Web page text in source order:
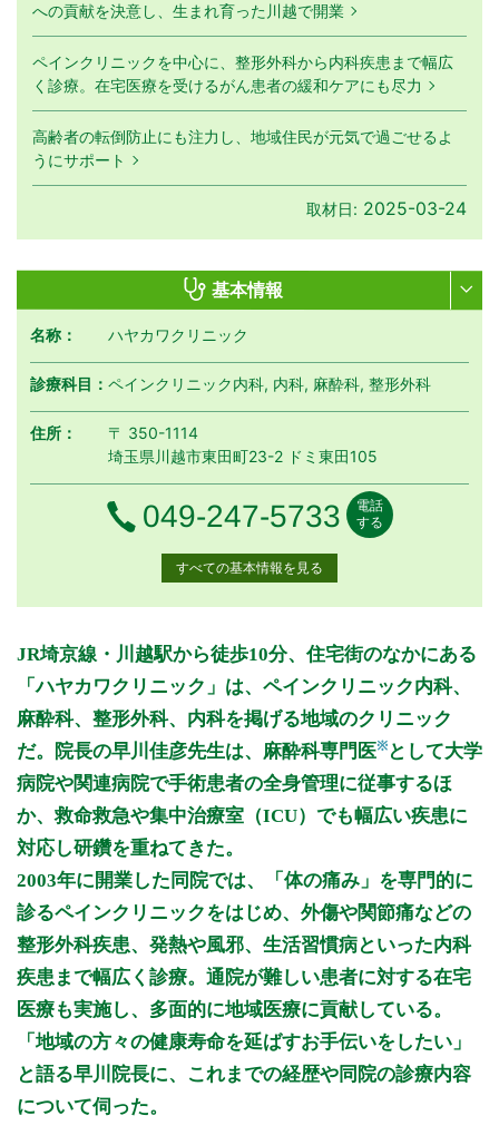
への貢献を決意し、生まれ育った川越で開業
ペインクリニックを中心に、整形外科から内科疾患まで幅広
く診療。在宅医療を受けるがん患者の緩和ケアにも尽力
高齢者の転倒防止にも注力し、地域住民が元気で過ごせるよ
うにサポート
取材日: 2025-03-24
基本情報
名称： ハヤカワクリニック
診療科目：ペインクリニック内科, 内科, 麻酔科, 整形外科
住所：
〒 350-1114
埼玉県川越市東田町23-2 ドミ東田105
電話番号
049-247-5733
電話
する
すべての基本情報を見る
外来受付時間 月 月曜日
火 火曜日
水水曜日
木木曜日
金金曜日土曜日
日 日曜日
祝
9:00～11:45
● ● ● ●
●
16:00～17:45
● ● ● ●
休診日: 水、日、祝
備考: ※第3金曜日午後は会議出席のため、午後5時までの診療
となりますのでご注意ください。
★第2土曜日は休診となります。第1・3・4土曜日は診療して
おります。
※診療時間や臨時休診・診療内容等について、事前に必ず医療
機関ホームページ、またはお電話にてご確認ください。
>>病院なびで医療機関の詳細を見る
JR埼京線・川越駅から徒歩10分、住宅街のなかにある
「ハヤカワクリニック」は、ペインクリニック内科、
麻酔科、整形外科、内科を掲げる地域のクリニック
だ。院長の早川佳彦先生は、麻酔科専門医※ として大学
病院や関連病院で手術患者の全身管理に従事するほ
か、救命救急や集中治療室（ICU）でも幅広い疾患に
対応し研鑽を重ねてきた。
2003年に開業した同院では、「体の痛み」を専門的に
診るペインクリニックをはじめ、外傷や関節痛などの
整形外科疾患、発熱や風邪、生活習慣病といった内科
疾患まで幅広く診療。通院が難しい患者に対する在宅
医療も実施し、多面的に地域医療に貢献している。
「地域の方々の健康寿命を延ばすお手伝いをしたい」
と語る早川院長に、これまでの経歴や同院の診療内容
について伺った。